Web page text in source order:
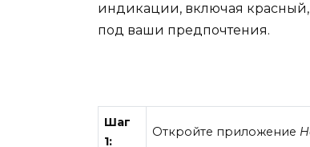
индикации, включая
под ваши предпочтения.
Шаг
1:
Откройте приложение